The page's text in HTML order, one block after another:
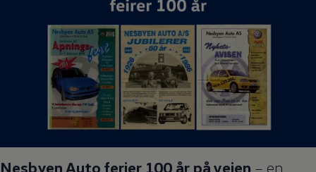
Nesbyen Auto ferier 100 år på veien – en